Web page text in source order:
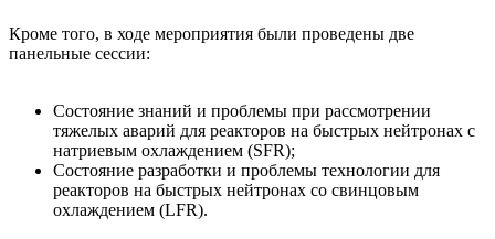
Кроме того, в ходе мероприятия были проведены две
панельные сессии:
Состояние знаний и проблемы при рассмотрении
тяжелых аварий для реакторов на быстрых нейтронах с
натриевым охлаждением (SFR);
Состояние разработки и проблемы технологии для
реакторов на быстрых нейтронах со свинцовым
охлаждением (LFR).